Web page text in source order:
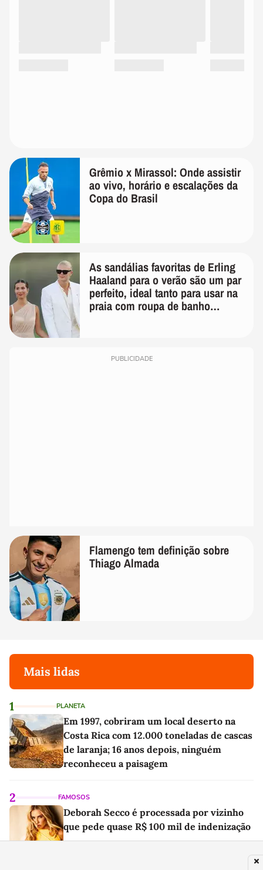
Grêmio x Mirassol: Onde assistir
ao vivo, horário e escalações da
Copa do Brasil
As sandálias favoritas de Erling
Haaland para o verão são um par
perfeito, ideal tanto para usar na
praia com roupa de banho
PUBLICIDADE
Flamengo tem definição sobre
Thiago Almada
Mais lidas
1 PLANETA
Em 1997, cobriram um local deserto na
Costa Rica com 12.000 toneladas de cascas
de laranja; 16 anos depois, ninguém
reconheceu a paisagem
2 FAMOSOS
Deborah Secco é processada por vizinho
que pede quase R$ 100 mil de indenização